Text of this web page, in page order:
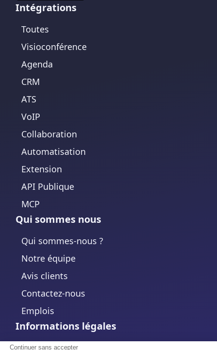
Continuer sans accepter
Intégrations
Toutes
Visioconférence
Agenda
CRM
ATS
VoIP
Collaboration
Automatisation
Extension
API Publique
MCP
Qui sommes nous
Qui sommes-nous ?
Notre équipe
Avis clients
Contactez-nous
Emplois
Informations légales
Mentions légales